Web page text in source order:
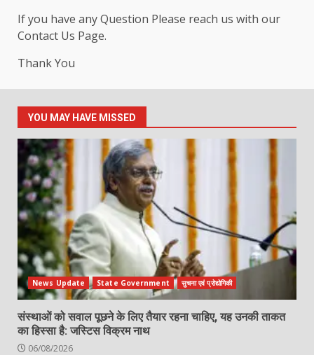
If you have any Question Please reach us with our
Contact Us Page.
Thank You
YOU MAY HAVE MISSED
News Update State Government सुचना एवं प्रोद्योगिकी
संस्थाओं को सवाल पूछने के लिए तैयार रहना चाहिए, यह उनकी ताकत
का हिस्सा है: जस्टिस विक्रम नाथ
06/08/2026